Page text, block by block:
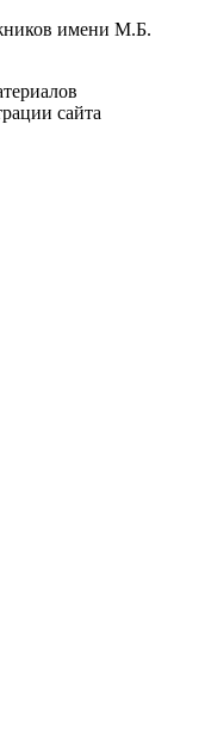
имени М.Б.
сайта